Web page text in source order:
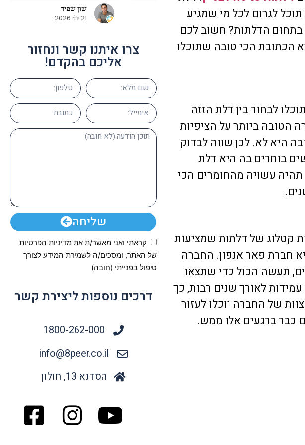
לגרום לכל מי שמגיע
בתחום הדלתות? חשוב לכם
הכתובת הכי טובה שתוכלו
לבחור בין דלת הזזה
הטובה ביותר על הציפיות
היא לא. לכן שווה לבדוק
בוחרים בה היא דלת
עשויה מהחומרים הכי
קטלוג של דלתות שמציעות
חברת פאר אנפון. החברה
עם צוות גדול של מומחים, תעשה הכול כדי שתצאו
לאורך שנים רבות, כך
של החברה יוכלו לעזור
כבר ברגעים אלו ממש.
Liam Shalem
23 יוני 2026
ברמה גבוהה במיוחד.
אני ודיירי הבניין מרוצים מאוד וממליצים על
החברה בלב שלם.
שחר לוי
22 יוני 2026
צרו איתנו קשר ונחזור
אליכם בהקדם!
שליחה
קראתי ואני מאשר/ת את מדיניות הפרטיות
של האתר, ומסכים/ה לשמירת המידע לצורך
טיפול בפנייתי (חובה)
דרכים נוספות ליצירת קשר
1800-262-000
info@8peer.co.il
הסדנא 13, חולון